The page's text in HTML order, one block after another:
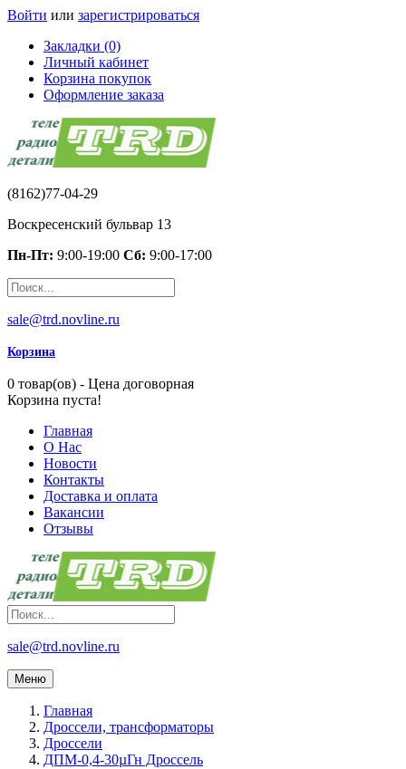
Войти или зарегистрироваться
Закладки (0)
Личный кабинет
Корзина покупок
Оформление заказа
(8162)77-04-29
Воскресенский бульвар 13
Пн-Пт: 9:00-19:00 Сб: 9:00-17:00
sale@trd.novline.ru
Корзина
0 товар(ов) - Цена договорная
Корзина пуста!
Главная
О Нас
Новости
Контакты
Доставка и оплата
Вакансии
Отзывы
sale@trd.novline.ru
Меню
Главная
Дроссели, трансформаторы
Дроссели
ДПМ-0,4-30µГн Дроссель